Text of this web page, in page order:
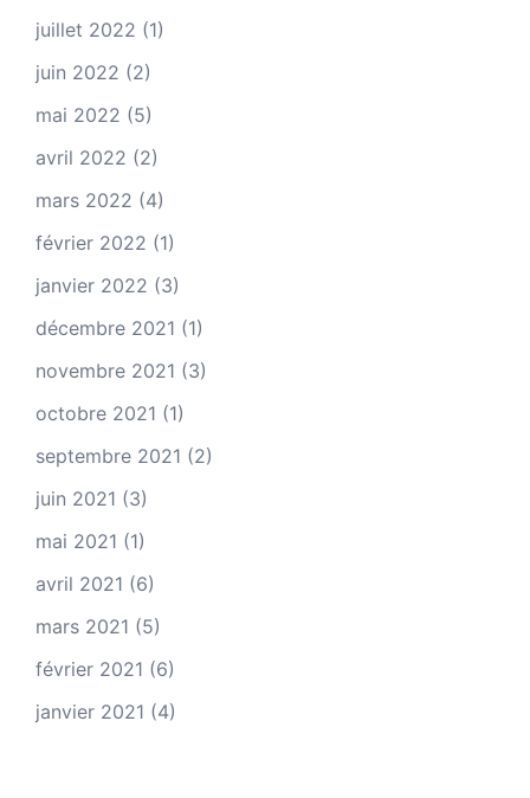
juillet 2022 (1)
juin 2022 (2)
mai 2022 (5)
avril 2022 (2)
mars 2022 (4)
février 2022 (1)
janvier 2022 (3)
décembre 2021 (1)
novembre 2021 (3)
octobre 2021 (1)
septembre 2021 (2)
juin 2021 (3)
mai 2021 (1)
avril 2021 (6)
mars 2021 (5)
février 2021 (6)
janvier 2021 (4)